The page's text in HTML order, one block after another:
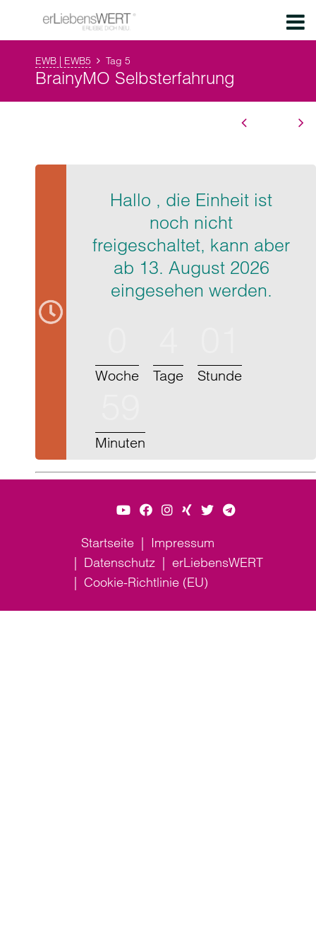
EWB | EWB5 Tag 5
BrainyMO Selbsterfahrung
Hallo , die Einheit ist
noch nicht
freigeschaltet, kann aber
ab 13. August 2026
eingesehen werden.
Woche Tage Stunde
Minuten
Startseite
Impressum
Datenschutz
erLiebensWERT
Cookie-Richtlinie (EU)